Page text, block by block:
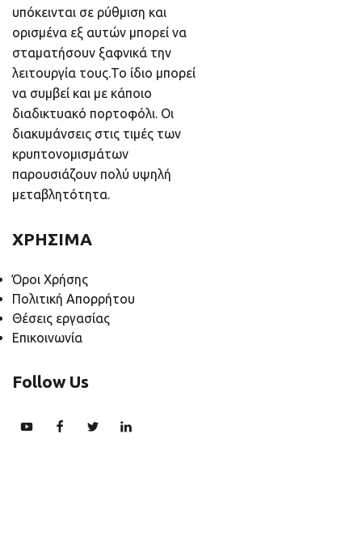
υπόκεινται σε ρύθμιση και
ορισμένα εξ αυτών μπορεί να
σταματήσουν ξαφνικά την
λειτουργία τους.Το ίδιο μπορεί
να συμβεί και με κάποιο
διαδικτυακό πορτοφόλι. Οι
διακυμάνσεις στις τιμές των
κρυπτονομισμάτων
παρουσιάζουν πολύ υψηλή
μεταβλητότητα.
ΧΡΗΣΙΜΑ
Όροι Χρήσης
Πολιτική Απορρήτου
Θέσεις εργασίας
Επικοινωνία
Follow Us